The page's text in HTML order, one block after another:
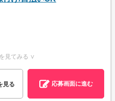
見てみる ∨
見る 応募画面に進む